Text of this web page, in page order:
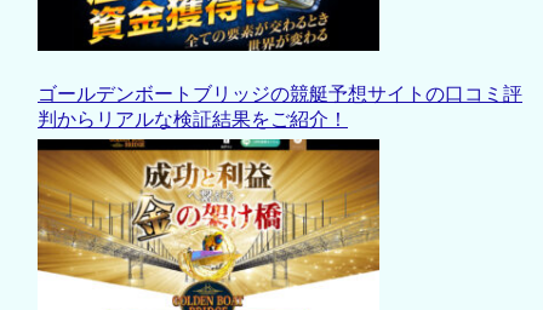
ゴールデンボートブリッジの競艇予想サイトの口コミ評
判からリアルな検証結果をご紹介！